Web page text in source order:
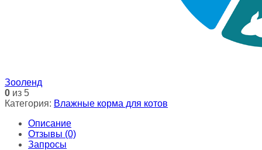
Зооленд
0 из 5
Категория: Влажные корма для котов
Описание
Отзывы (0)
Запросы